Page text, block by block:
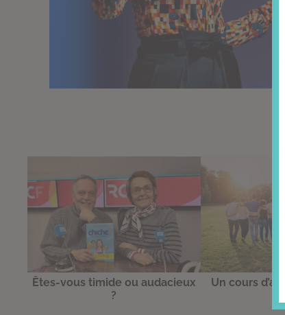
Êtes-vous timide ou audacieux
?
Un cours